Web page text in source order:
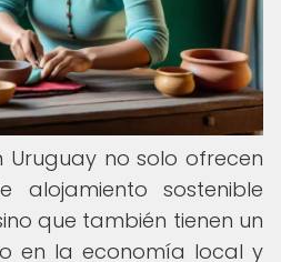
Uruguay no solo ofrecen
alojamiento sostenible
que también tienen un
en la economía local y